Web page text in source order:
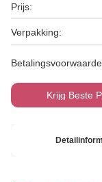
Prijs:
Verpakking:
Krijg Beste